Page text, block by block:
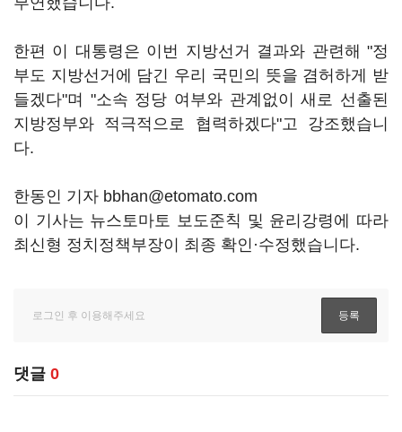
한편 이 대통령은 이번 지방선거 결과와 관련해 "정
부도 지방선거에 담긴 우리 국민의 뜻을 겸허하게 받
들겠다"며 "소속 정당 여부와 관계없이 새로 선출된
지방정부와 적극적으로 협력하겠다"고 강조했습니
다.
한동인 기자 bbhan@etomato.com
이 기사는 뉴스토마토 보도준칙 및 윤리강령에 따라
최신형 정치정책부장이 최종 확인·수정했습니다.
댓글 0